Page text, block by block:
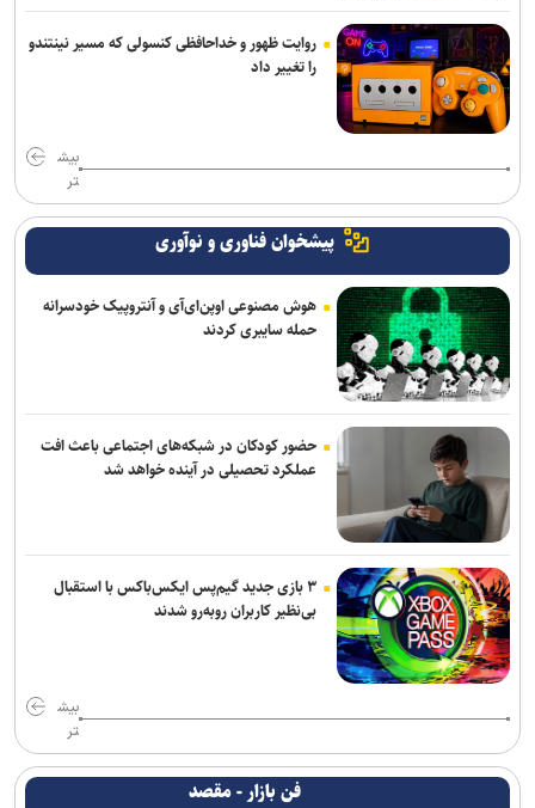
روایت ظهور و خداحافظی کنسولی که مسیر نینتندو
را تغییر داد
بیش
تر
پیشخوان فناوری و نوآوری
هوش مصنوعی اوپن‌ای‌آی و آنتروپیک خودسرانه
حمله سایبری کردند
حضور کودکان در شبکه‌های اجتماعی باعث افت
عملکرد تحصیلی در آینده خواهد شد
۳ بازی جدید گیم‌پس ایکس‌باکس با استقبال
بی‌نظیر کاربران روبه‌رو شدند
بیش
تر
فن بازار - مقصد